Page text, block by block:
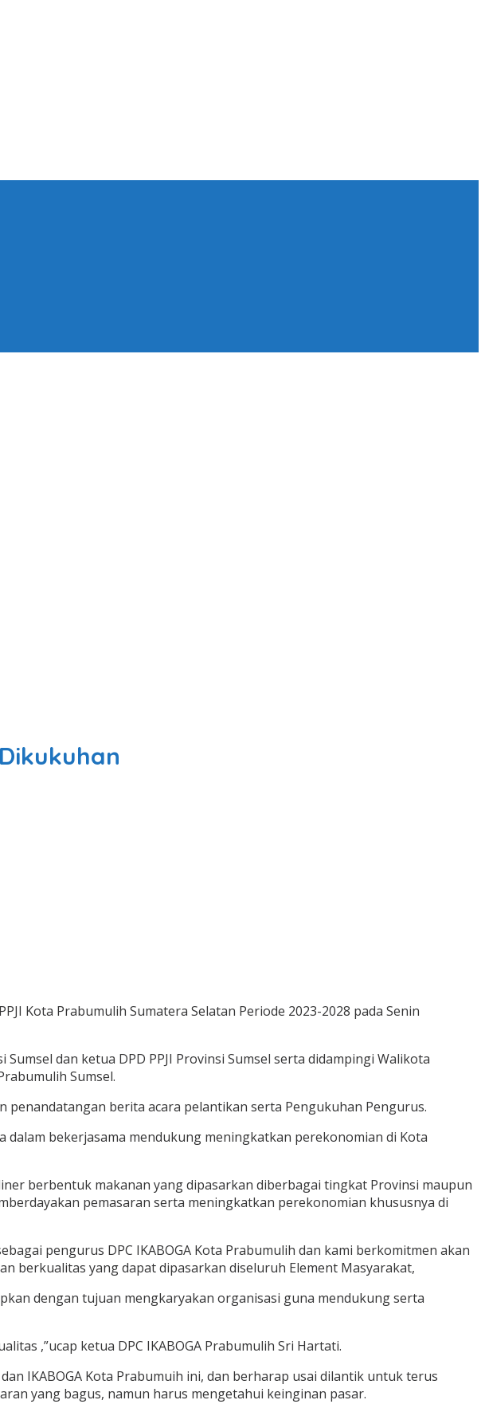
Kota Prabumulih Sumatera Selatan Periode 2023-2028 pada Senin
dan ketua DPD PPJI Provinsi Sumsel serta didampingi Walikota
Sumsel.
penandatangan berita acara pelantikan serta Pengukuhan Pengurus.
dalam bekerjasama mendukung meningkatkan perekonomian di Kota
berbentuk makanan yang dipasarkan diberbagai tingkat Provinsi maupun
pemasaran serta meningkatkan perekonomian khususnya di
pengurus DPC IKABOGA Kota Prabumulih dan kami berkomitmen akan
berkualitas yang dapat dipasarkan diseluruh Element Masyarakat,
dengan tujuan mengkaryakan organisasi guna mendukung serta
,”ucap ketua DPC IKABOGA Prabumulih Sri Hartati.
IKABOGA Kota Prabumuih ini, dan berharap usai dilantik untuk terus
yang bagus, namun harus mengetahui keinginan pasar.